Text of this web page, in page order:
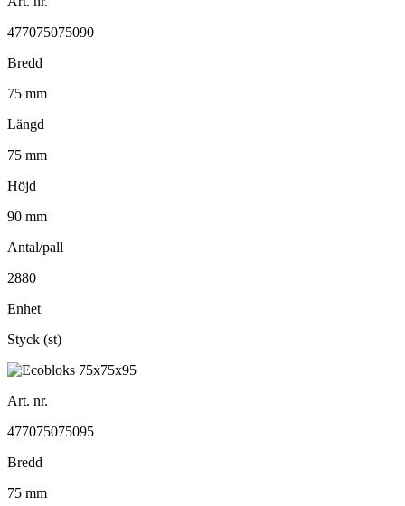
477075075090
Bredd
75 mm
Längd
75 mm
Höjd
90 mm
Antal/pall
2880
Enhet
Styck (st)
Art. nr.
477075075095
Bredd
75 mm